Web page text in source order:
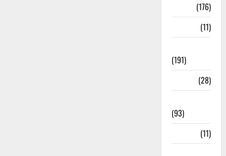
(176)
(11)
(191)
(28)
(93)
(11)